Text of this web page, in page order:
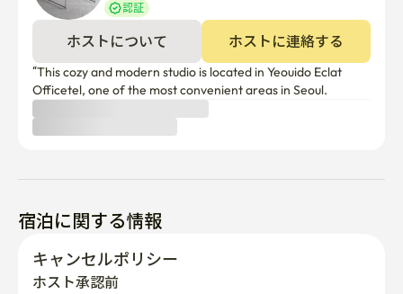
認証
ホストについて ホストに連絡する
“This cozy and modern studio is located in Yeouido Eclat
宿泊に関する情報
キャンセルポリシー
ホスト承認前